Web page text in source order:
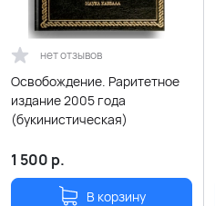
нет отзывов
Освобождение. Раритетное
издание 2005 года
(букинистическая)
1 500 р.
В корзину